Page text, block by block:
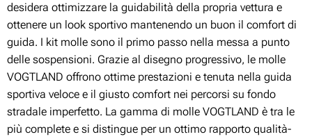
desidera ottimizzare la guidabilità della propria vettura e
ottenere un look sportivo mantenendo un buon il comfort di
guida. I kit molle sono il primo passo nella messa a punto
delle sospensioni. Grazie al disegno progressivo, le molle
VOGTLAND offrono ottime prestazioni e tenuta nella guida
sportiva veloce e il giusto comfort nei percorsi su fondo
stradale imperfetto. La gamma di molle VOGTLAND è tra le
più complete e si distingue per un ottimo rapporto qualità-